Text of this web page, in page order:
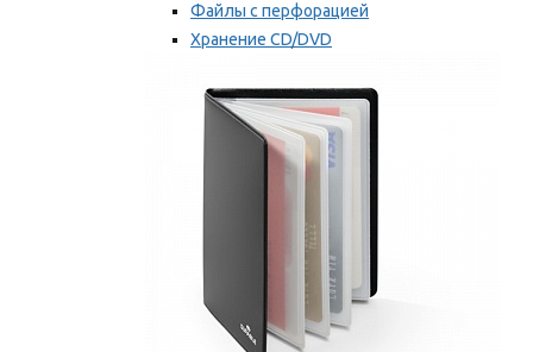
Файлы с перфорацией
Хранение CD/DVD
Мы рекомендуем